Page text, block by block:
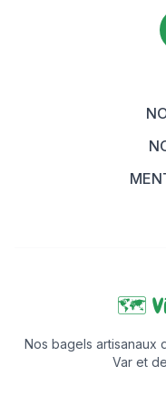
🗺️
Nos bagels artisanaux
Var et